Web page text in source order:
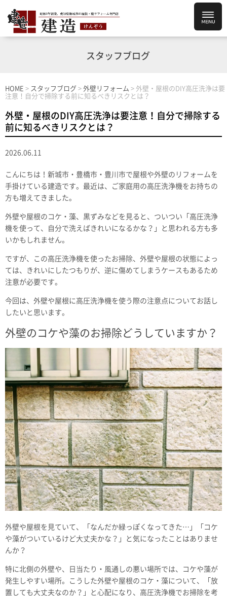
スタッフブログ
HOME > スタッフブログ > 外壁リフォーム > 外壁・屋根のDIY高圧洗浄は要
注意！自分で掃除する前に知るべきリスクとは？
外壁・屋根のDIY高圧洗浄は要注意！自分で掃除する
前に知るべきリスクとは？
2026.06.11
こんにちは！新城市・豊橋市・豊川市で屋根や外壁のリフォームを
手掛けている建造です。最近は、ご家庭用の高圧洗浄機をお持ちの
方も増えてきました。
外壁や屋根のコケ・藻、黒ずみなどを見ると、ついつい「高圧洗浄
機を使って、自分で洗えばきれいになるかな？」と思われる方も多
いかもしれません。
ですが、この高圧洗浄機を使ったお掃除、外壁や屋根の状態によっ
ては、きれいにしたつもりが、逆に傷めてしまうケースもあるため
注意が必要です。
今回は、外壁や屋根に高圧洗浄機を使う際の注意点についてお話し
したいと思います。
外壁のコケや藻のお掃除どうしていますか？
外壁や屋根を見ていて、「なんだか緑っぽくなってきた…」「コケ
や藻がついているけど大丈夫かな？」と気になったことはありませ
んか？
特に北側の外壁や、日当たり・風通しの悪い場所では、コケや藻が
発生しやすい場所。こうした外壁や屋根のコケ・藻について、「放
置しても大丈夫なのか？」と心配になり、高圧洗浄機でお掃除を考